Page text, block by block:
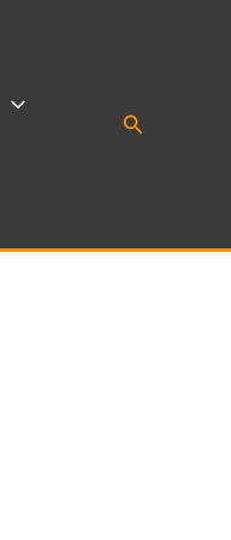
Buscar